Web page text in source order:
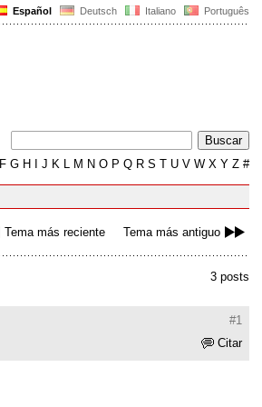
Español Deutsch Italiano Português
F G H J K L M N O P Q R S T U V W X Y Z #
Tema más reciente Tema más antiguo
3 posts
#1
Citar